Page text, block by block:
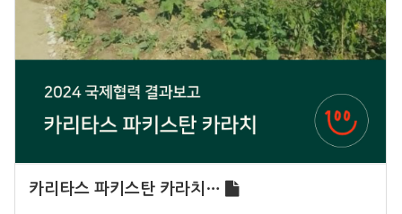
카리타스 파키스탄 카라치…